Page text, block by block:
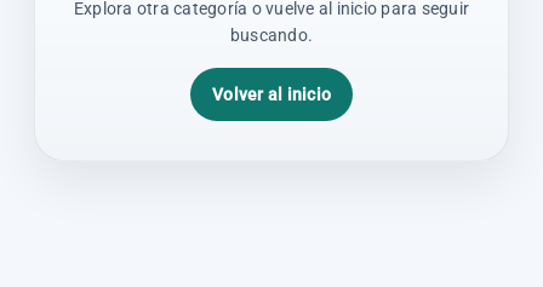
Explora otra categoría o vuelve al inicio para seguir
buscando.
Volver al inicio